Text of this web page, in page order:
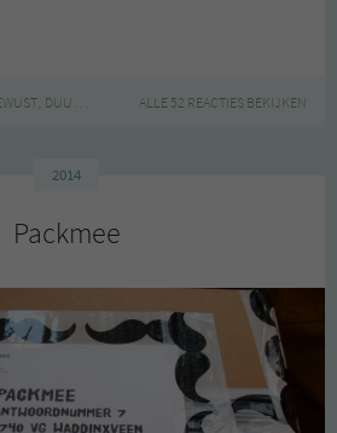
, DUURZAAM EERLIJKE MODE,GROEN,PACKMEE
ALLE 52 REACTIES BEKIJKEN
2014
Packmee